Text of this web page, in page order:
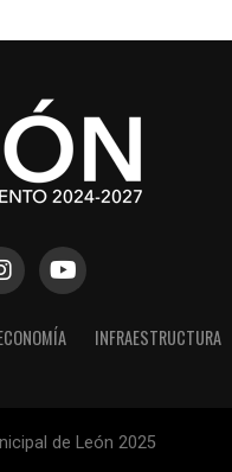
INFRAESTRUCTURA
de León 2025